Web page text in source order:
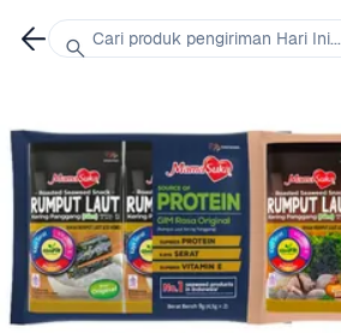
Cari produk pengiriman Hari Ini...